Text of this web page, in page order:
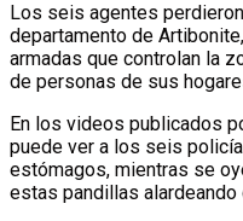
Los seis agentes
departamento de
armadas que controlan la
de personas de sus
En los videos publicados
puede ver a los seis
estómagos, mientras se
estas pandillas alardeando